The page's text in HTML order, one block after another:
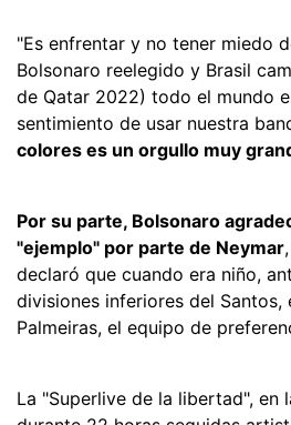
"Es enfrentar y no tener miedo
Bolsonaro reelegido y Brasil
de Qatar 2022) todo el mundo
sentimiento de usar nuestra
colores es un orgullo muy
Por su parte, Bolsonaro
"ejemplo" por parte de Neymar
declaró que cuando era niño,
divisiones inferiores del Santos,
Palmeiras, el equipo de
La "Superlive de la libertad", en